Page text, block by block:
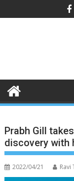
to
Prabh Gill
discovery with
2022/04/21 Ravi